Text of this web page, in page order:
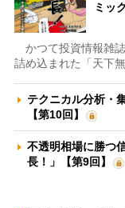
ミッ
かつて投資情報雑
詰め込まれた「天下
テクニカル分析・
【第10回】
不透明相場に勝つ
長！」【第9回】